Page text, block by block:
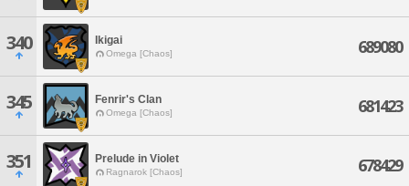
340 Ikigai
Omega [Chaos] 689080
345 Fenrir's Clan
Omega [Chaos] 681423
351 Prelude in Violet
Ragnarok [Chaos] 678429